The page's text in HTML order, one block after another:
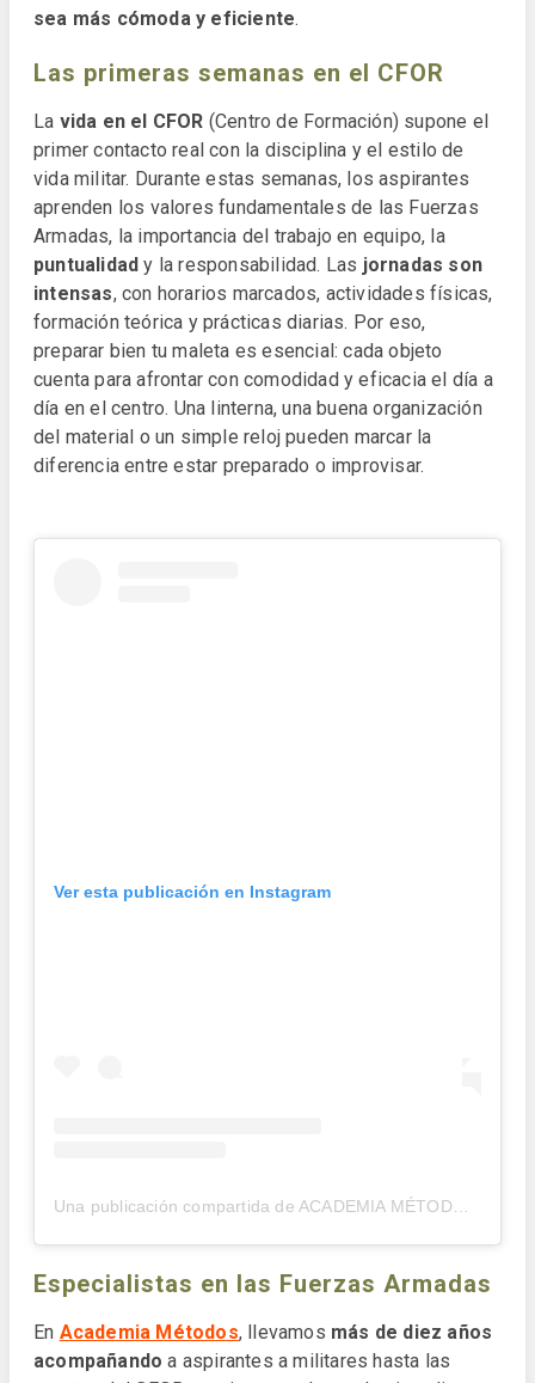
sea más cómoda y eficiente.
Las primeras semanas en el CFOR
La vida en el CFOR (Centro de Formación) supone el
primer contacto real con la disciplina y el estilo de
vida militar. Durante estas semanas, los aspirantes
aprenden los valores fundamentales de las Fuerzas
Armadas, la importancia del trabajo en equipo, la
puntualidady la responsabilidad. Las jornadas son
intensas, con horarios marcados, actividades físicas,
formación teórica y prácticas diarias. Por eso,
preparar bien tu maleta es esencial: cada objeto
cuenta para afrontar con comodidad y eficacia el día a
día en el centro. Una linterna, una buena organización
del material o un simple reloj pueden marcar la
diferencia entre estar preparado o improvisar.
Ver esta publicación en Instagram
Especialistas en las Fuerzas Armadas
En Academia Métodos, llevamos más de diez años
acompañando a aspirantes a militares hasta las